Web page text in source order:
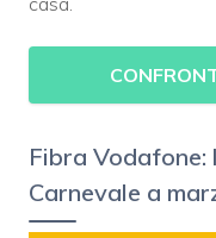
Fibra
Carnevale a